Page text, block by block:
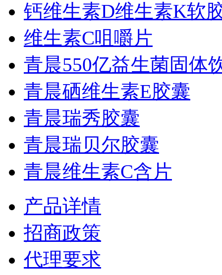
钙维生素D维生素K软
维生素C咀嚼片
青晨550亿益生菌固体
青晨硒维生素E胶囊
青晨瑞秀胶囊
青晨瑞贝尔胶囊
青晨维生素C含片
产品详情
招商政策
代理要求